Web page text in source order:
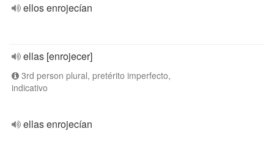
ellos enrojecían
ellas [enrojecer]
3rd person plural, pretérito imperfecto,
indicativo
ellas enrojecían